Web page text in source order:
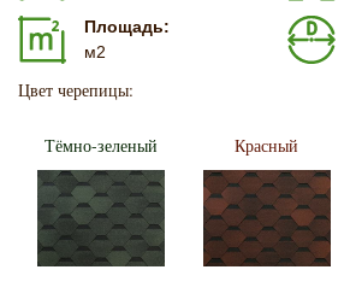
Площадь:
м2
Цвет черепицы:
Тёмно-зеленый Красный